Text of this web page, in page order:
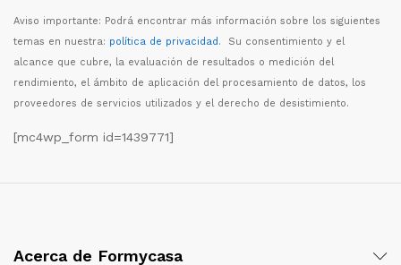
Aviso importante: Podrá encontrar más información sobre los siguientes
temas en nuestra: política de privacidad. Su consentimiento y el
alcance que cubre, la evaluación de resultados o medición del
rendimiento, el ámbito de aplicación del procesamiento de datos, los
proveedores de servicios utilizados y el derecho de desistimiento.
[mc4wp_form id=1439771]
Acerca de Formycasa